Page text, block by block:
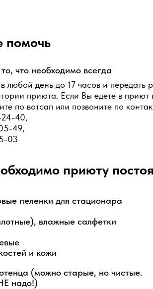
пеленки для стационара
влажные салфетки
и кожи
(можно старые, но чистые.
надо!)
помочь
что необходимо всегда
любой день до 17 часов и передать
приюта. Если Вы едете в приют
по вотсап или позвоните по
40,
49,
03
приюту